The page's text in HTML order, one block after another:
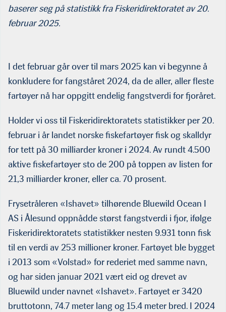
baserer seg på statistikk fra Fiskeridirektoratet av 20.
februar 2025.
I det februar går over til mars 2025 kan vi begynne å
konkludere for fangståret 2024, da de aller, aller fleste
fartøyer nå har oppgitt endelig fangstverdi for fjoråret.
Holder vi oss til Fiskeridirektoratets statistikker per 20.
februar i år landet norske fiskefartøyer fisk og skalldyr
for tett på 30 milliarder kroner i 2024. Av rundt 4.500
aktive fiskefartøyer sto de 200 på toppen av listen for
21,3 milliarder kroner, eller ca. 70 prosent.
Frysetråleren «Ishavet» tilhørende Bluewild Ocean I
AS i Ålesund oppnådde størst fangstverdi i fjor, ifølge
Fiskeridirektoratets statistikker nesten 9.931 tonn fisk
til en verdi av 253 millioner kroner. Fartøyet ble bygget
i 2013 som «Volstad» for rederiet med samme navn,
og har siden januar 2021 vært eid og drevet av
Bluewild under navnet «Ishavet». Fartøyet er 3420
bruttotonn, 74.7 meter lang og 15.4 meter bred. I 2024